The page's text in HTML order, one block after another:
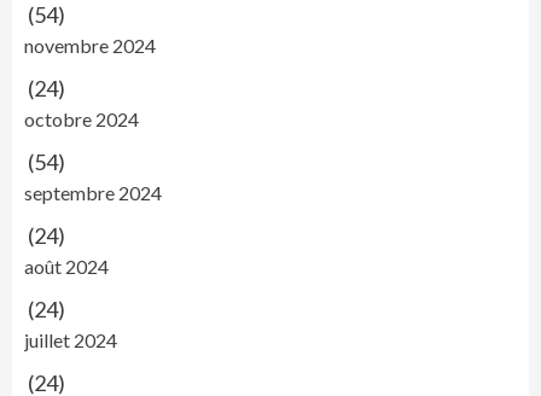
(54)
novembre 2024
(24)
octobre 2024
(54)
septembre 2024
(24)
août 2024
(24)
juillet 2024
(24)